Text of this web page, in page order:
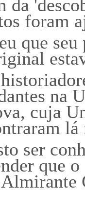
da
foram a
que
na
cuja
ser
que